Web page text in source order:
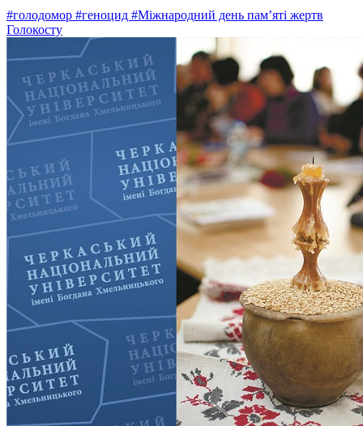
#голодомор #геноцид #Міжнародний день пам’яті жертв
Голокосту